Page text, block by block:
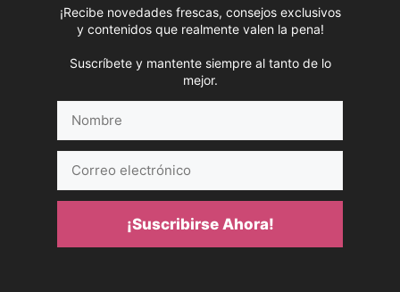
¡Recibe novedades frescas, consejos exclusivos
y contenidos que realmente valen la pena!
Suscríbete y mantente siempre al tanto de lo
mejor.
electrónico
¡Suscribirse Ahora!